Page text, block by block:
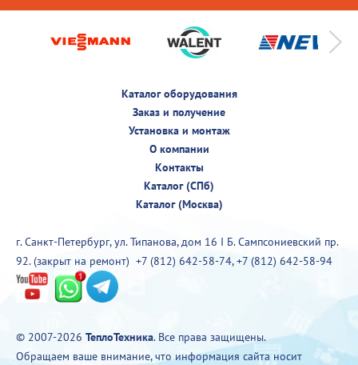
Каталог оборудования
Заказ и получение
Установка и монтаж
О компании
Контакты
Каталог (СПб)
Каталог (Москва)
г. Санкт-Петербург, ул. Типанова, дом 16 I Б. Сампсониевский пр.
92. (закрыт на ремонт) +7 (812) 642-58-74,+7 (812) 642-58-94
© 2007-2026 ТеплоТехника. Все права защищены.
Обращаем ваше внимание, что информация сайта носит